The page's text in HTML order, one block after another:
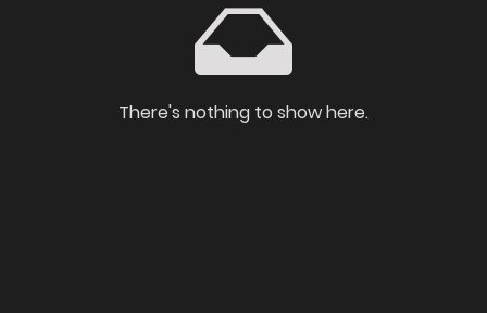
There's nothing to show here.